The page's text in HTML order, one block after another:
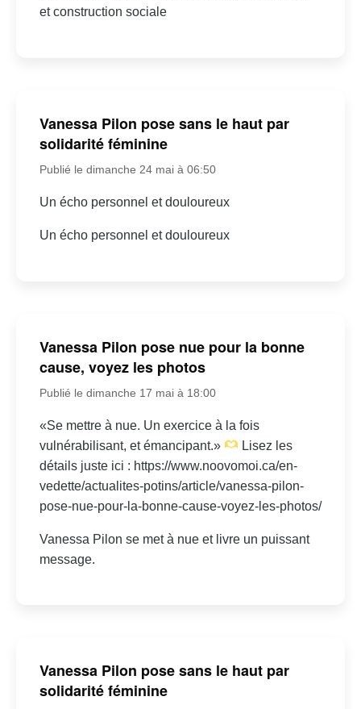
et construction sociale
Vanessa Pilon pose sans le haut par
solidarité féminine
Publié le dimanche 24 mai à 06:50
Un écho personnel et douloureux
Un écho personnel et douloureux
Vanessa Pilon pose nue pour la bonne
cause, voyez les photos
Publié le dimanche 17 mai à 18:00
«Se mettre à nue. Un exercice à la fois
vulnérabilisant, et émancipant.»
Lisez les
détails juste ici : https://www.noovomoi.ca/en-
vedette/actualites-potins/article/vanessa-pilon-
pose-nue-pour-la-bonne-cause-voyez-les-photos/
Vanessa Pilon se met à nue et livre un puissant
message.
Vanessa Pilon pose sans le haut par
solidarité féminine